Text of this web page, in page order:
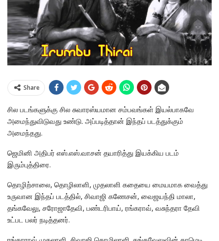
Share
சில படங்களுக்கு சில சுவாரஸ்யமான சம்பவங்கள் இயல்பாகவே
அமைந்துவிடுவது உண்டு. அப்படித்தான் இந்தப் படத்துக்கும்
அமைந்தது.
ஜெமினி அதிபர் எஸ்.எஸ்.வாசன் தயாரித்து இயக்கிய படம்
இரும்புத்திரை.
தொழிற்சாலை, தொழிலாளி, முதலாளி கதையை மையமாக வைத்து
உருவான இந்தப் படத்தில், சிவாஜி கணேசன், வைஜயந்தி மாலா,
தங்கவேலு, சரோஜாதேவி, பண்டரிபாய், ரங்கராவ், வசுந்தரா தேவி
உட்பட பலர் நடித்தனர்.